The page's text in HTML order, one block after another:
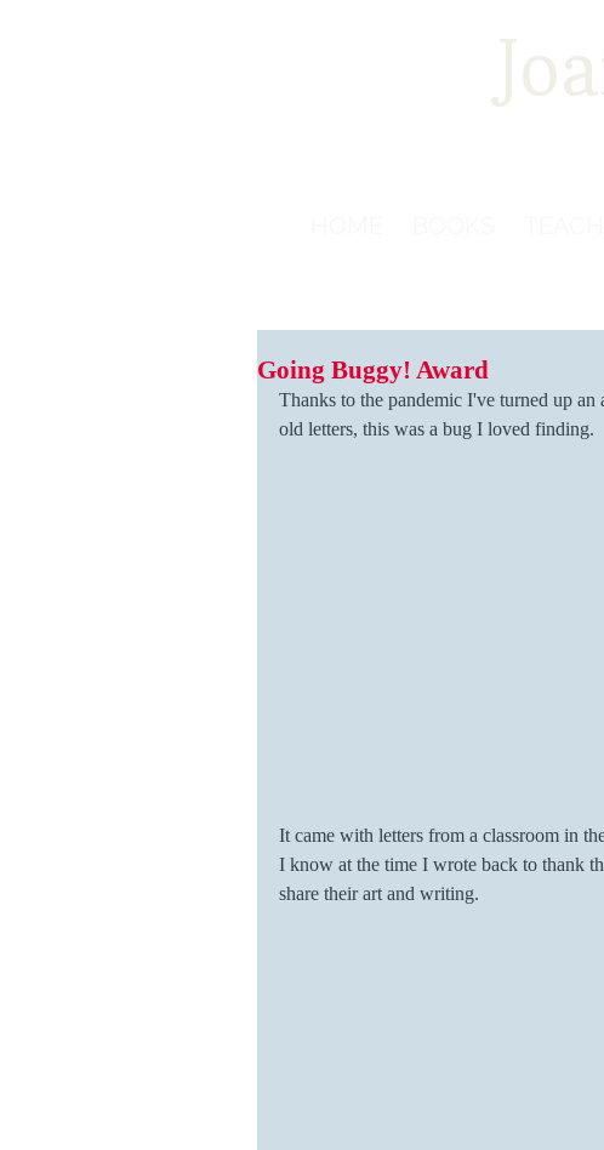
Going Buggy! Award
Thanks to the pandemic I've turned up
old letters, this was a bug I loved finding.
It came with letters from a classroom in
I know at the time I wrote back to thank
share their art and writing.